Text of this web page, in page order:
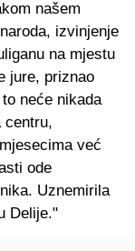
našem
izvinjenje
na mjestu
jure, priznao
neće nikada
centru,
već
ode
Uznemirila
Delije."